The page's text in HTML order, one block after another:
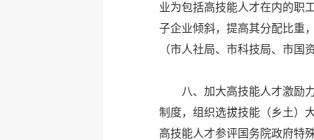
业为包括高技能人才在内的职
子企业倾斜，提高其分配比重
（市人社局、市科技局、市国
八、加大高技能人才激励
制度，组织选拔技能（乡土）
高技能人才参评国务院政府特